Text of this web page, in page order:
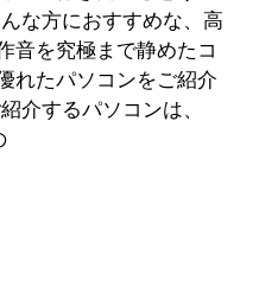
な方におすすめな、高
音を究極まで静めたコ
れたパソコンをご紹介
介するパソコンは、